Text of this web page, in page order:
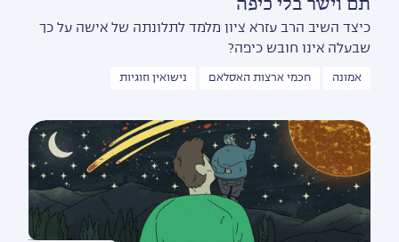
תם וישר בלי כיפה
כיצד השיב הרב עזרא ציון מלמד לתלונתה של אישה על כך
שבעלה אינו חובש כיפה?
אמונה חכמי ארצות האסלאם נישואין וזוגיות